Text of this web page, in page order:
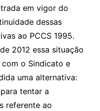
em vigor do
dessas
ao PCCS 1995.
2012 essa situação
o Sindicato e
uma alternativa:
tentar a
referente ao